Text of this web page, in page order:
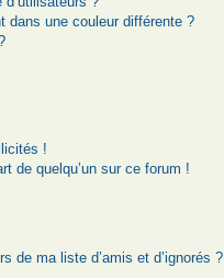
dans une couleur différente ?
!
de quelqu’un sur ce forum !
de ma liste d’amis et d’ignorés ?